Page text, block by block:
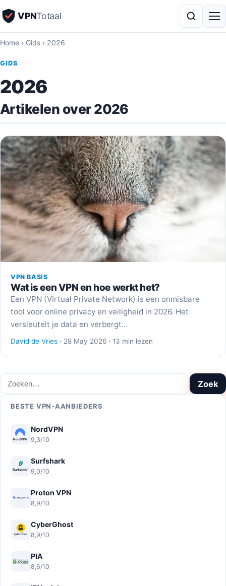
VPNTotaal
Home › Gids › 2026
GIDS
2026
Artikelen over 2026
VPN BASIS
Wat is een VPN en hoe werkt het?
Een VPN (Virtual Private Network) is een onmisbare
tool voor online privacy en veiligheid in 2026. Het
versleutelt je data en verbergt…
David de Vries · 28 May 2026 · 13 min lezen
Zoeken Zoek
BESTE VPN-AANBIEDERS
NordVPN
9,3/10
Surfshark
9,0/10
Proton VPN
8,9/10
CyberGhost
8,9/10
PIA
8,6/10